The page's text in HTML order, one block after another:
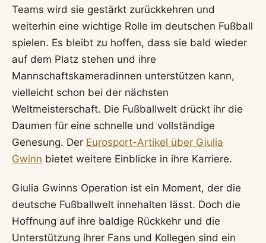
Teams wird sie gestärkt zurückkehren und
weiterhin eine wichtige Rolle im deutschen Fußball
spielen. Es bleibt zu hoffen, dass sie bald wieder
auf dem Platz stehen und ihre
Mannschaftskameradinnen unterstützen kann,
vielleicht schon bei der nächsten
Weltmeisterschaft. Die Fußballwelt drückt ihr die
Daumen für eine schnelle und vollständige
Genesung. Der Eurosport-Artikel über Giulia
Gwinn bietet weitere Einblicke in ihre Karriere.
Giulia Gwinns Operation ist ein Moment, der die
deutsche Fußballwelt innehalten lässt. Doch die
Hoffnung auf ihre baldige Rückkehr und die
Unterstützung ihrer Fans und Kollegen sind ein